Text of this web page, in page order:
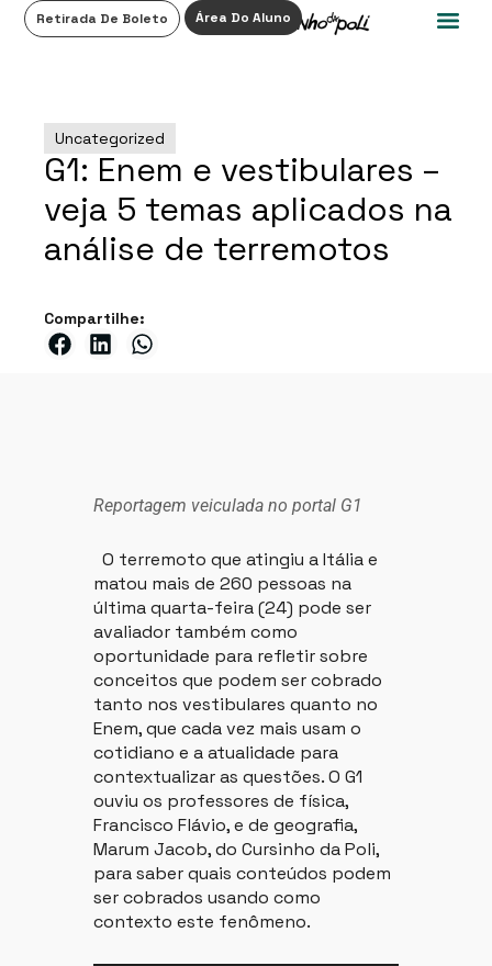
Retirada De Boleto Área Do Aluno
Uncategorized
G1: Enem e vestibulares –
veja 5 temas aplicados na
análise de terremotos
Compartilhe:
Reportagem veiculada no portal G1
O terremoto que atingiu a Itália e
matou mais de 260 pessoas na
última quarta-feira (24) pode ser
avaliador também como
oportunidade para refletir sobre
conceitos que podem ser cobrado
tanto nos vestibulares quanto no
Enem, que cada vez mais usam o
cotidiano e a atualidade para
contextualizar as questões. O G1
ouviu os professores de física,
Francisco Flávio, e de geografia,
Marum Jacob, do Cursinho da Poli,
para saber quais conteúdos podem
ser cobrados usando como
contexto este fenômeno.